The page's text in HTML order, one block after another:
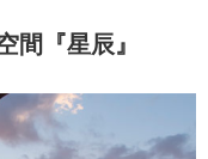
間『星辰』